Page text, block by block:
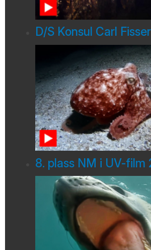
D/S Konsul Carl
8. plass NM i UV-film